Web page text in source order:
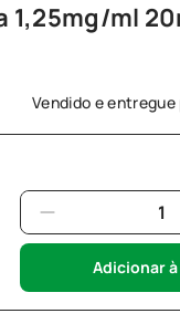
ml
Vendido e entregue
Adicionar